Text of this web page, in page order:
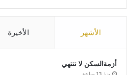
الأشهر الأخيرة
أزمةالسكن لا تنتهي